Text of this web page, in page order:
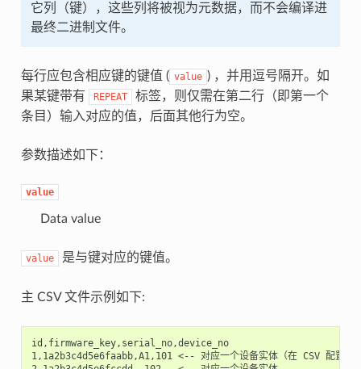
它列（键），这些列将被视为元数据，而不会编译进
最终二进制文件。
每行应包含相应键的键值 ( value ) ，并用逗号隔开。如
果某键带有
REPEAT
标签，则仅需在第二行（即第一个
条目）输入对应的值，后面其他行为空。
参数描述如下：
value
Data value
value 是与键对应的键值。
主 CSV 文件示例如下:
id,firmware_key,serial_no,device_no
1,1a2b3c4d5e6faabb,A1,101 <-- 对应一个设备实体（在 CSV 配置文